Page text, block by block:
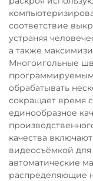
соответствие
устраняя
а также
Многоигольные
обрабатывать
сокращает время
единообразное
качества
видеосъёмкой
автоматические
распределяющие